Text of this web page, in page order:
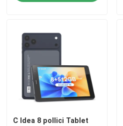
C Idea 8 pollici Tablet